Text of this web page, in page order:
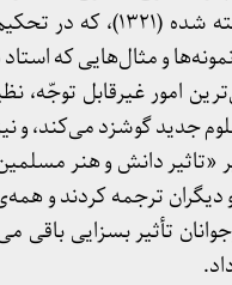
است که مخصوصاً برای
و مثال‌هایی که
امور غیرقابل توجّه،
جدید گوشزد می‌کند، و
دانش و هنر
ترجمه کردند و
تأثیر بسزایی